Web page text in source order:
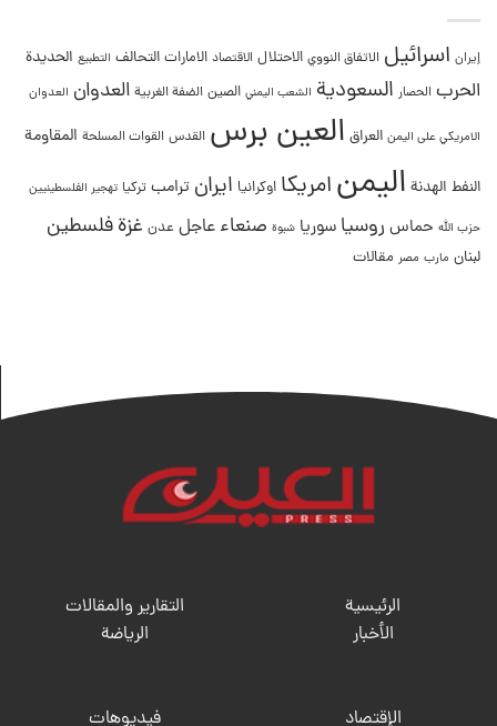
إيران اسرائيل الاتفاق النووي الاحتلال الاقتصاد الامارات التحالف التطبيع الحديدة
الحرب الحصار السعودية الشعب اليمني الصين الضفة الغربية العدوان العدوان
الامريكي على اليمن العراق العين برس القدس القوات المسلحة المقاومة
النفط الهدنة اليمنامريكا اوكرانيا ايران ترامب تركيا تهجير الفلسطينيين
حزب الله حماس روسيا سوريا شبوة صنعاء عاجل عدن غزةفلسطين
لبنان مارب مصر مقالات
الرئيسية
الأخبار
التقارير والمقالات
الریاضة
الإقتصاد فيديوهات